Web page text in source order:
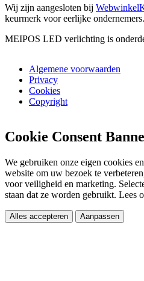
Wij zijn aangesloten bij
keurmerk voor eerlijke ondernemers.
MEIPOS LED verlichting is
Algemene voorwaarden
Privacy
Cookies
Copyright
Cookie Consent
We gebruiken onze eigen cookies
website om uw bezoek te
voor veiligheid en marketing.
staan dat ze worden gebruikt. Lees
Alles accepteren Aanpassen